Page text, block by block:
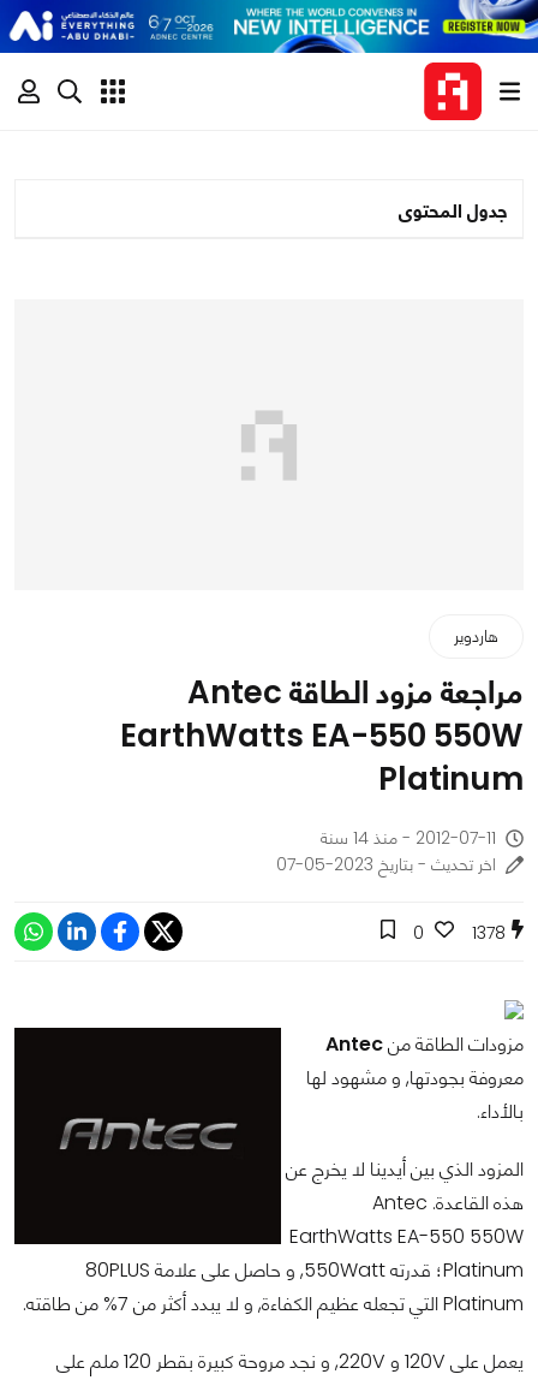
جدول المحتوى
هاردوير
مراجعة مزود الطاقة Antec
EarthWatts EA-550 550W
Platinum
2012-07-11 - منذ 14 سنة
اخر تحديث - بتاريخ 2023-05-07
1378
0
مزودات الطاقة منAntec
معروفة بجودتها, و مشهود لها
بالأداء.
المزود الذي بين أيدينا لا يخرج عن
هذه القاعدة. Antec
EarthWatts EA-550 550W
Platinum؛ قدرته 550Watt, و حاصل على علامة 80PLUS
Platinum التي تجعله عظيم الكفاءة, و لا يبدد أكثر من 7% من طاقته.
يعمل على 120V و 220V, و نجد مروحة كبيرة بقطر 120 ملم على